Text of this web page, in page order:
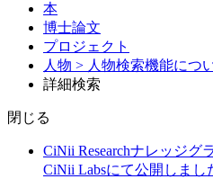
本
博士論文
プロジェクト
人物 > 人物検索機能につ
詳細検索
閉じる
CiNii Researchナレッジグ
CiNii Labsにて公開しまし